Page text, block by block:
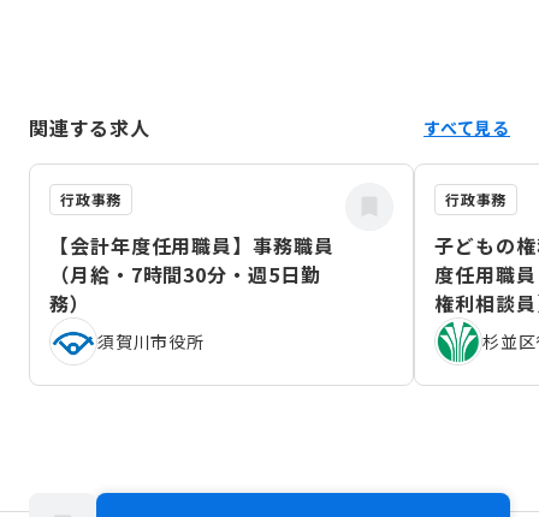
関連する求人 すべて見る
行政事務
【会計年度任用職員】事務職員
（月給・7時間30分・週5日勤
務）
須賀川市役所
行政事務
子どもの
度任用職
権利相談
（2026年
杉並